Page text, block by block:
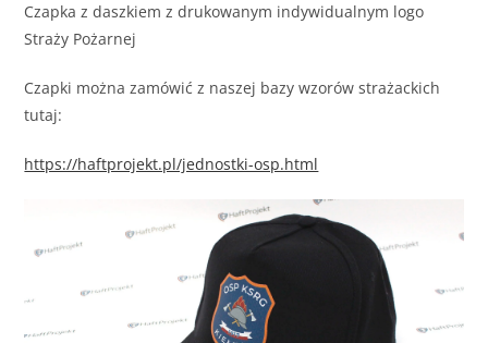
Czapka z daszkiem z drukowanym indywidualnym logo
Straży Pożarnej
Czapki można zamówić z naszej bazy wzorów strażackich
tutaj:
https://haftprojekt.pl/jednostki-osp.html